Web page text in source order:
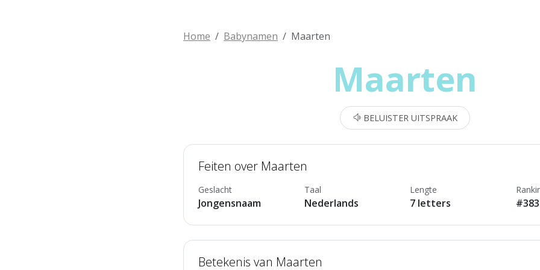
Home Babynamen Maarten
Maarten
BELUISTER UITSPRAAK
Feiten over Maarten
Geslacht
Jongensnaam
Taal
Nederlands
Lengte
7 letters #383
Betekenis van Maarten